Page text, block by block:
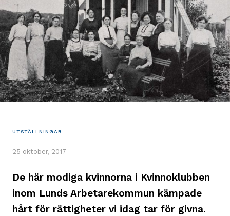
UTSTÄLLNINGAR
25 oktober, 2017
De här modiga kvinnorna i Kvinnoklubben
inom Lunds Arbetarekommun kämpade
hårt för rättigheter vi idag tar för givna.